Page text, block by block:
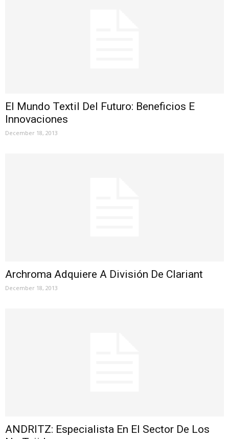
El Mundo Textil Del Futuro: Beneficios E
Innovaciones
December 18, 2013
Archroma Adquiere A División De Clariant
December 18, 2013
ANDRITZ: Especialista En El Sector De Los